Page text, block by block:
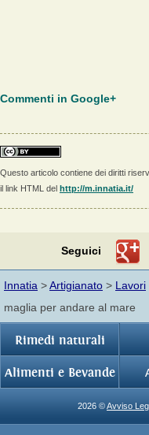
Commenti in Google+
Questo articolo contiene dei diritti
il link HTML del http://m.innatia.it/
Seguici
Innatia >Artigianato > Lavori
maglia per andare al mare
Rimedi naturali
Alimenti e Bevande
2026 ©Avviso